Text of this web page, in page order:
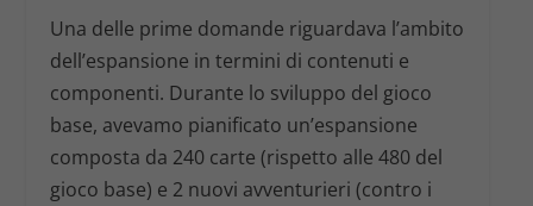
Una delle prime domande riguardava l’ambito
dell’espansione in termini di contenuti e
componenti. Durante lo sviluppo del gioco
base, avevamo pianificato un’espansione
composta da 240 carte (rispetto alle 480 del
gioco base) e 2 nuovi avventurieri (contro i